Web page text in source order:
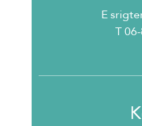
E
T